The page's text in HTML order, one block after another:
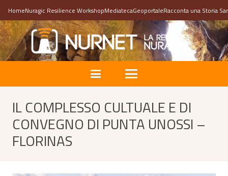
HomeNuragic Resilience WorkshopMediatecaGeoportaleRacconta una Storia
IL COMPLESSO CULTUALE E DI
CONVEGNO DI PUNTA UNOSSI –
FLORINAS